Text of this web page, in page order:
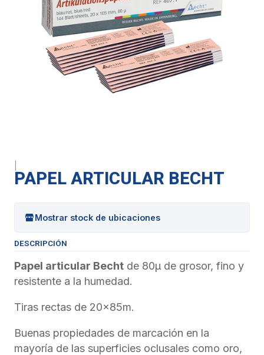
PAPEL ARTICULAR BECHT
Mostrar stock de ubicaciones
DESCRIPCIÓN
Papel articular Becht de 80μ de grosor, fino y
resistente a la humedad.
Tiras rectas de 20x85m.
Buenas propiedades de marcación en la
mayoría de las superficies oclusales como oro,